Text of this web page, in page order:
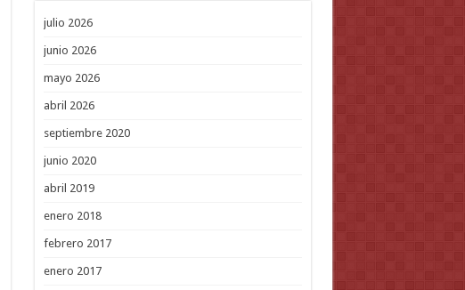
julio 2026
junio 2026
mayo 2026
abril 2026
septiembre 2020
junio 2020
abril 2019
enero 2018
febrero 2017
enero 2017